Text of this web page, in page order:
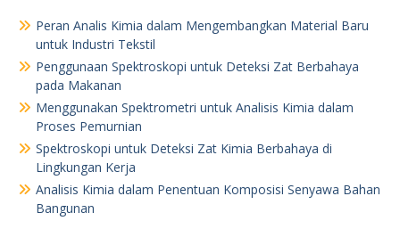
Peran Analis Kimia dalam Mengembangkan Material Baru
untuk Industri Tekstil
Penggunaan Spektroskopi untuk Deteksi Zat Berbahaya
pada Makanan
Menggunakan Spektrometri untuk Analisis Kimia dalam
Proses Pemurnian
Spektroskopi untuk Deteksi Zat Kimia Berbahaya di
Lingkungan Kerja
Analisis Kimia dalam Penentuan Komposisi Senyawa Bahan
Bangunan